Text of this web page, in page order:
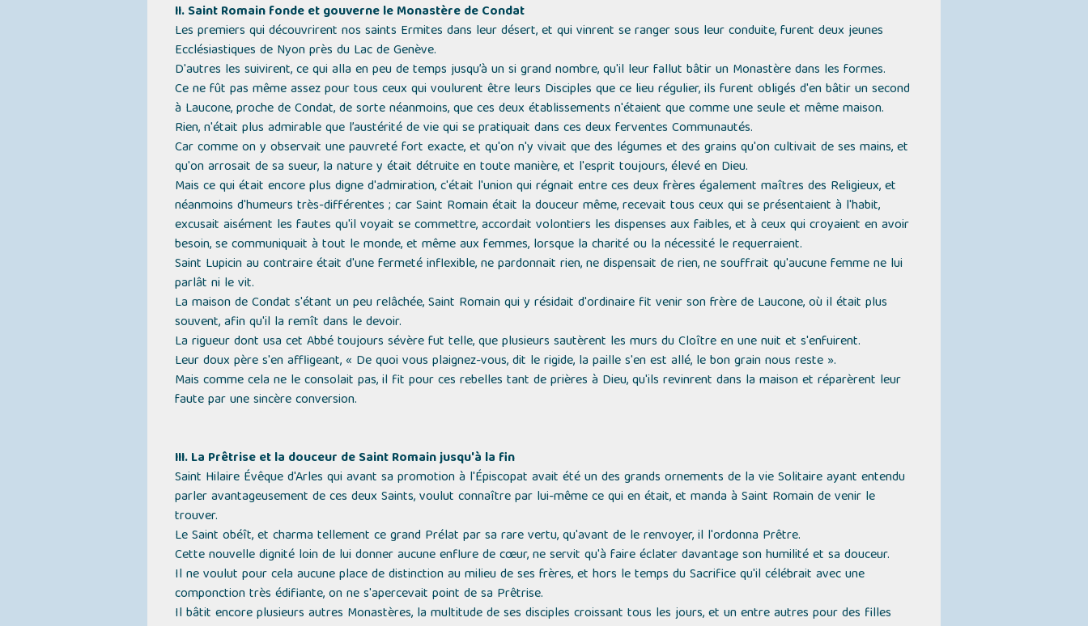
II. Saint Romain fonde et gouverne le Monastère de Condat
Les premiers qui découvrirent nos saints Ermites dans leur désert, et qui vinrent se ranger sous leur conduite, furent deux jeunes
Ecclésiastiques de Nyon près du Lac de Genève.
D'autres les suivirent, ce qui alla en peu de temps jusqu’à un si grand nombre, qu'il leur fallut bâtir un Monastère dans les formes.
Ce ne fût pas même assez pour tous ceux qui voulurent être leurs Disciples que ce lieu régulier, ils furent obligés d'en bâtir un second
à Laucone, proche de Condat, de sorte néanmoins, que ces deux établissements n'étaient que comme une seule et même maison.
Rien, n'était plus admirable que l’austérité de vie qui se pratiquait dans ces deux ferventes Communautés.
Car comme on y observait une pauvreté fort exacte, et qu'on n'y vivait que des légumes et des grains qu'on cultivait de ses mains, et
qu'on arrosait de sa sueur, la nature y était détruite en toute manière, et l'esprit toujours, élevé en Dieu.
Mais ce qui était encore plus digne d'admiration, c'était l'union qui régnait entre ces deux frères également maîtres des Religieux, et
néanmoins d'humeurs très-différentes ; car Saint Romain était la douceur même, recevait tous ceux qui se présentaient à l'habit,
excusait aisément les fautes qu'il voyait se commettre, accordait volontiers les dispenses aux faibles, et à ceux qui croyaient en avoir
besoin, se communiquait à tout le monde, et même aux femmes, lorsque la charité ou la nécessité le requerraient.
Saint Lupicin au contraire était d'une fermeté inflexible, ne pardonnait rien, ne dispensait de rien, ne souffrait qu'aucune femme ne lui
parlât ni le vit.
La maison de Condat s'étant un peu relâchée, Saint Romain qui y résidait d'ordinaire fit venir son frère de Laucone, où il était plus
souvent, afin qu'il la remît dans le devoir.
La rigueur dont usa cet Abbé toujours sévère fut telle, que plusieurs sautèrent les murs du Cloître en une nuit et s'enfuirent.
Leur doux père s'en affligeant,« De quoi vous plaignez-vous,dit le rigide, la paille s'en est allé, le bon grain nous reste».
Mais comme cela ne le consolait pas, il fit pour ces rebelles tant de prières à Dieu, qu'ils revinrent dans la maison et réparèrent leur
faute par une sincère conversion.
III. La Prêtrise et la douceur de Saint Romain jusqu'à la fin
Saint Hilaire Évêque d'Arles qui avant sa promotion à l'Épiscopat avait été un des grands ornements de la vie Solitaire ayant entendu
parler avantageusement de ces deux Saints, voulut connaître par lui-même ce qui en était, et manda à Saint Romain de venir le
trouver.
Le Saint obéît, et charma tellement ce grand Prélat par sa rare vertu, qu'avant de le renvoyer, il l'ordonna Prêtre.
Cette nouvelle dignité loin de lui donner aucune enflure de cœur, ne servit qu'à faire éclater davantage son humilité et sa douceur.
Il ne voulut pour cela aucune place de distinction au milieu de ses frères, et hors le temps du Sacrifice qu'il célébrait avec une
componction très édifiante, on ne s'apercevait point de sa Prêtrise.
Il bâtit encore plusieurs autres Monastères, la multitude de ses disciples croissant tous les jours, et un entre autres pour des filles